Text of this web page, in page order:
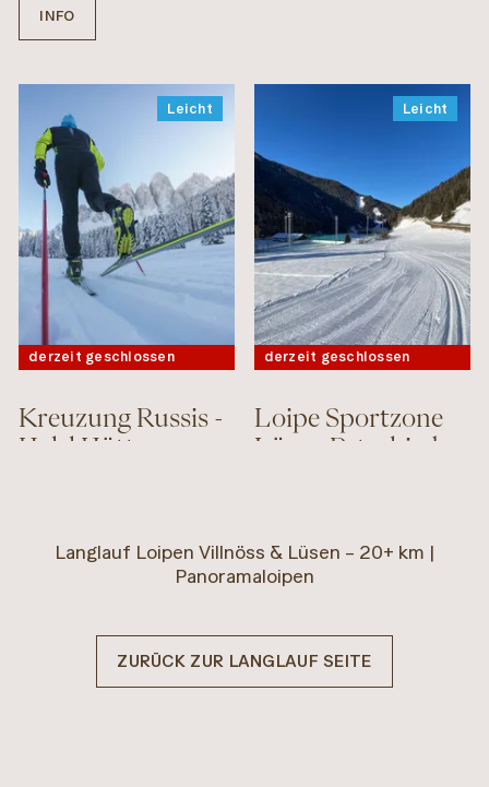
INFO
Leicht
derzeit geschlossen
Kreuzung Russis -
Halsl Hütte -
Strecke 8.10 km
Leicht
derzeit geschlossen
Loipe Sportzone
Lüsen Petschied
Aufstieg 122 m
Abstieg
INFO
Langlauf Loipen Villnöss & Lüsen – 20+ km |
Panoramaloipen
ZURÜCK ZUR LANGLAUF SEITE